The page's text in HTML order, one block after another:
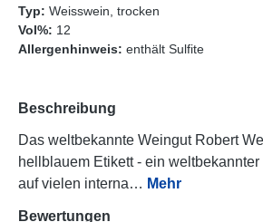
Typ: Weisswein, trocken
Vol%: 12
Allergenhinweis: enthält Sulfite
Beschreibung
Das weltbekannte Weingut Robert
hellblauem Etikett - ein
auf vielen interna… Mehr
Bewertungen